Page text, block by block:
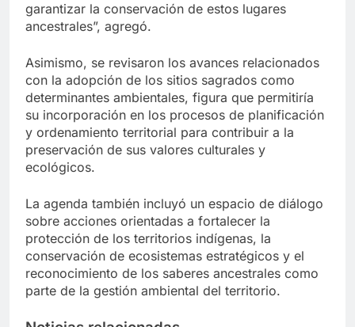
garantizar la conservación de estos lugares
ancestrales”, agregó.
Asimismo, se revisaron los avances relacionados
con la adopción de los sitios sagrados como
determinantes ambientales, figura que permitiría
su incorporación en los procesos de planificación
y ordenamiento territorial para contribuir a la
preservación de sus valores culturales y
ecológicos.
La agenda también incluyó un espacio de diálogo
sobre acciones orientadas a fortalecer la
protección de los territorios indígenas, la
conservación de ecosistemas estratégicos y el
reconocimiento de los saberes ancestrales como
parte de la gestión ambiental del territorio.